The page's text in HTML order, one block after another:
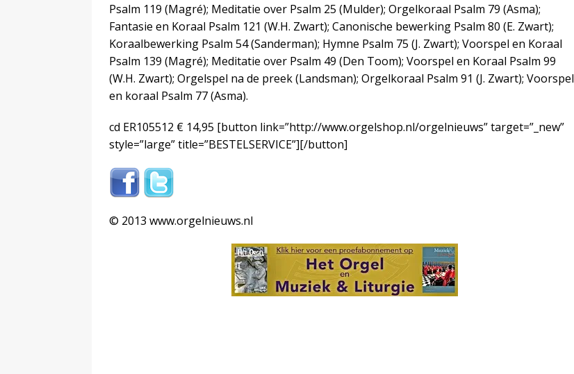
Psalm 119 (Magré); Meditatie over Psalm 25 (Mulder); Orgelkoraal Psalm 79 (Asma);
Fantasie en Koraal Psalm 121 (W.H. Zwart); Canonische bewerking Psalm 80 (E. Zwart);
Koraalbewerking Psalm 54 (Sanderman); Hymne Psalm 75 (J. Zwart); Voorspel en Koraal
Psalm 139 (Magré); Meditatie over Psalm 49 (Den Toom); Voorspel en Koraal Psalm 99
(W.H. Zwart); Orgelspel na de preek (Landsman); Orgelkoraal Psalm 91 (J. Zwart); Voorspel
en koraal Psalm 77 (Asma).
cd ER105512 € 14,95 [button link=”http://www.orgelshop.nl/orgelnieuws” target=”_new”
style=”large” title=”BESTELSERVICE”][/button]
© 2013 www.orgelnieuws.nl